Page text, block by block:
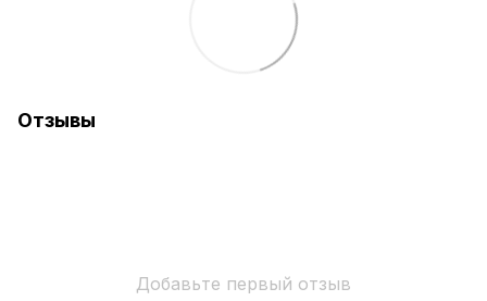
Отзывы
Добавьте первый отзыв